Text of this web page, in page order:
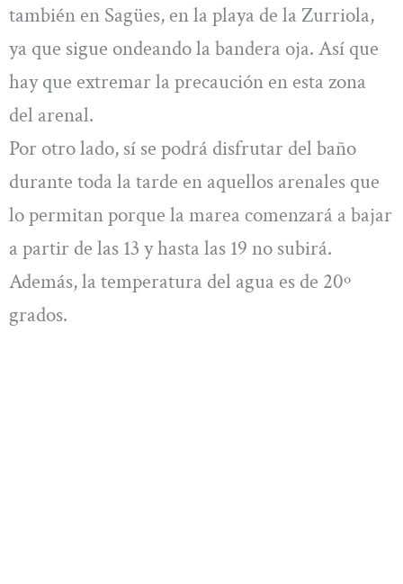
también en Sagües, en la playa de la Zurriola,
ya que sigue ondeando la bandera oja. Así que
hay que extremar la precaución en esta zona
del arenal.
Por otro lado, sí se podrá disfrutar del baño
durante toda la tarde en aquellos arenales que
lo permitan porque la marea comenzará a bajar
a partir de las 13 y hasta las 19 no subirá.
Además, la temperatura del agua es de 20º
grados.